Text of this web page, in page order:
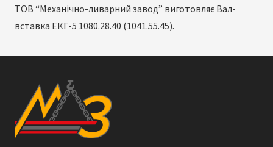
ТОВ “Механічно-ливарний завод” виготовляє Вал-
вставка ЕКГ-5 1080.28.40 (1041.55.45).